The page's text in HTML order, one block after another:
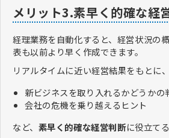
メリット3.素早く的確な経
経理業務を自動化すると、経営状況の
表も以前より早く作成できます。
リアルタイムに近い経営結果をもとに、
新ビジネスを取り入れるかどうかの
会社の危機を乗り越えるヒント
など、 素早く的確な経営判断に役立て